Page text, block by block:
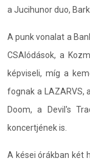
a Jucihunor duo,
A punk vonalat a
CSAlódások, a
képviseli, míg a
fognak a LAZARVS,
Doom, a Devil's
koncertjének is.
A kései órákban két